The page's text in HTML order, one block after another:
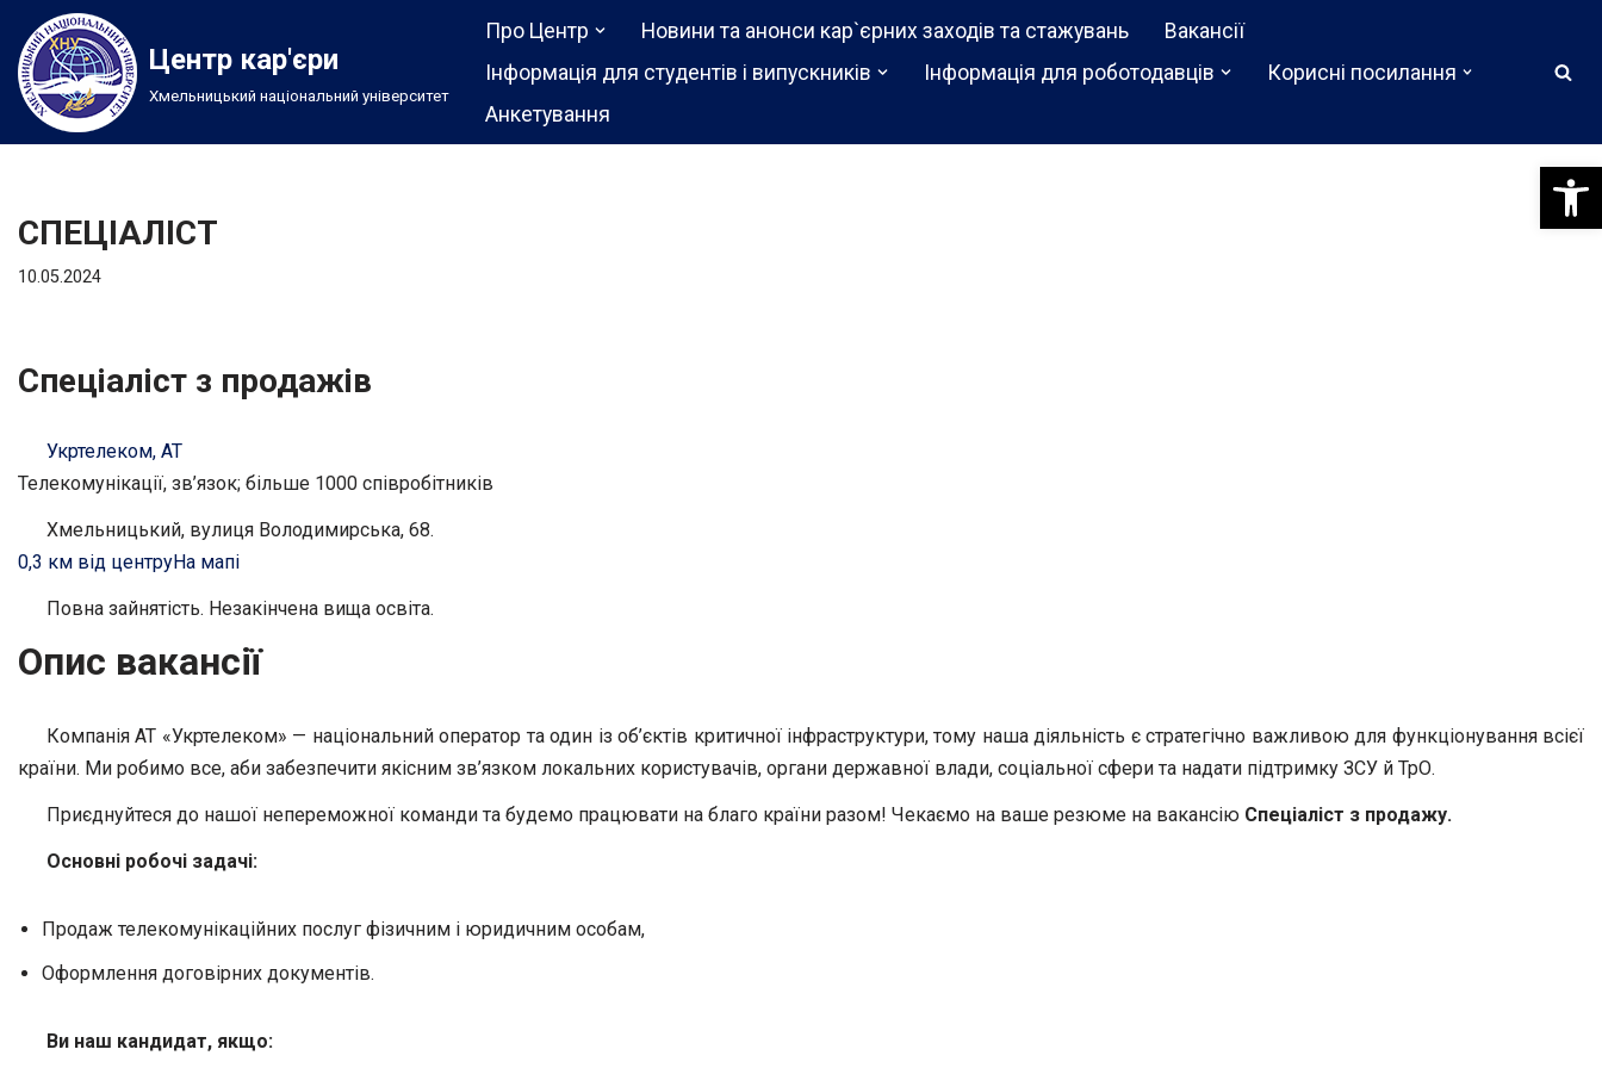
Перейти
до
вмісту
Центр кар'єри
Хмельницький національний університет
Про Центр Новини та анонси кар`єрних заходів та стажувань
Вакансії
Інформація для студентів і випускників
Інформація для роботодавців
Корисні посилання
Анкетування
СПЕЦІАЛІСТ
10.05.2024
Спеціаліст з продажів
Укртелеком, АТ
Телекомунікації, зв’язок; більше 1000 співробітників
Хмельницький, вулиця Володимирська, 68.
0,3 км від центруНа мапі
Повна зайнятість. Незакінчена вища освіта.
Опис вакансії
Компанія АТ «Укртелеком» — національний оператор та один із об’єктів критичної інфраструктури, тому наша діяльність є стратегічно важливою для функціонування всієї
країни. Ми робимо все, аби забезпечити якісним зв’язком локальних користувачів, органи державної влади, соціальної сфери та надати підтримку ЗСУ й ТрО.
Приєднуйтеся до нашої непереможної команди та будемо працювати на благо країни разом! Чекаємо на ваше резюме на вакансію Спеціаліст з продажу.
Основні робочі задачі:
Продаж телекомунікаційних послуг фізичним і юридичним особам,
Оформлення договірних документів.
Ви наш кандидат, якщо: